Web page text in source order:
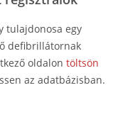
tulajdonosa egy
defibrillátornak
oldalon töltsön
az adatbázisban.